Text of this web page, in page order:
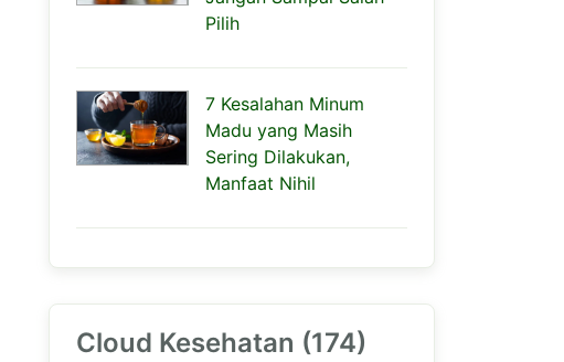
Pilih
7 Kesalahan Minum
Madu yang Masih
Sering Dilakukan,
Manfaat Nihil
Cloud Kesehatan (174)